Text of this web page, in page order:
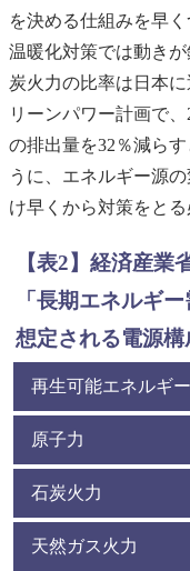
を決める仕組みを早
温暖化対策では動き
炭火力の比率は日本
リーンパワー計画で
の排出量を32％減ら
うに、エネルギー源
け早くから対策をとる
【表2】経済産業
「長期エネルギ
想定される電源構
再生可能エネルギー
原子力
石炭火力
天然ガス火力